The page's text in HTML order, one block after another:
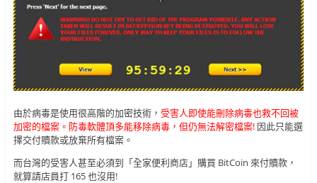
由於病毒是使用很高階的加密技術， 受害人即使能刪除病毒也救不回被
加密的檔案。防毒軟體頂多能移除病毒，但仍無法解密檔案!因此只能選
擇交付贖款或放棄所有檔案。
而台灣的受害人甚至必須到「全家便利商店」購買 BitCoin 來付贖款，
就算請店員打 165 也沒用!